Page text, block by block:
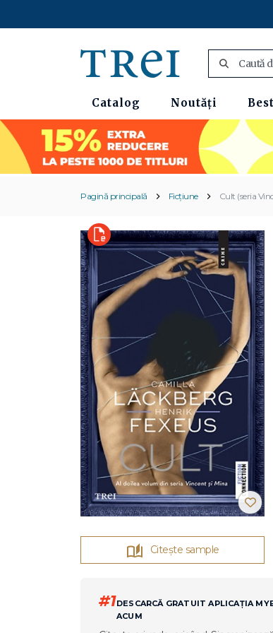
Catalog Noutăți
Pagină principală Ficțiune Cult (seria
Citește sample
#1DESCARCĂ GRATUIT APLICAȚIA
ACUM